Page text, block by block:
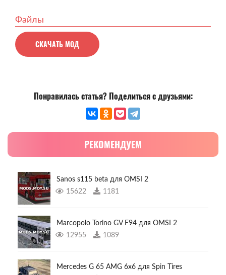
Файлы
СКАЧАТЬ МОД
Понравилась статья? Поделиться с друзьями:
РЕКОМЕНДУЕМ
Sanos s115 beta для OMSI 2
15622
1181
Marcopolo Torino GV F94 для OMSI 2
12955
1089
Mercedes G 65 AMG 6x6 для Spin Tires